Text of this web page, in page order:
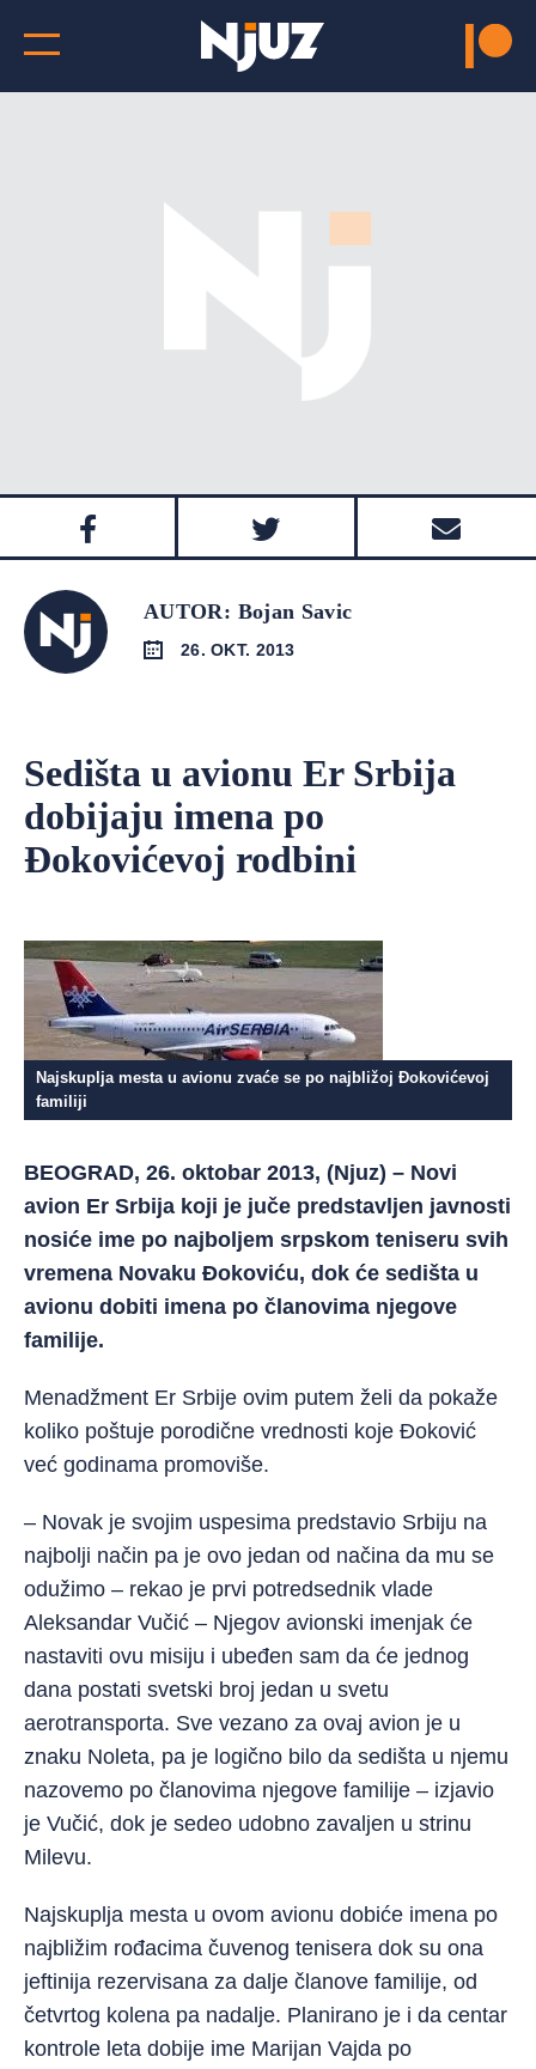
AUTOR: Bojan Savic
26. OKT. 2013
Sedišta u avionu Er Srbija
dobijaju imena po
Đokovićevoj rodbini
Najskuplja mesta u avionu zvaće se po najbližoj Đokovićevoj
familiji
BEOGRAD, 26. oktobar 2013, (Njuz) – Novi
avion Er Srbija koji je juče predstavljen javnosti
nosiće ime po najboljem srpskom teniseru svih
vremena Novaku Đokoviću, dok će sedišta u
avionu dobiti imena po članovima njegove
familije.
Menadžment Er Srbije ovim putem želi da pokaže
koliko poštuje porodične vrednosti koje Đoković
već godinama promoviše.
– Novak je svojim uspesima predstavio Srbiju na
najbolji način pa je ovo jedan od načina da mu se
odužimo – rekao je prvi potredsednik vlade
Aleksandar Vučić – Njegov avionski imenjak će
nastaviti ovu misiju i ubeđen sam da će jednog
dana postati svetski broj jedan u svetu
aerotransporta. Sve vezano za ovaj avion je u
znaku Noleta, pa je logično bilo da sedišta u njemu
nazovemo po članovima njegove familije – izjavio
je Vučić, dok je sedeo udobno zavaljen u strinu
Milevu.
Najskuplja mesta u ovom avionu dobiće imena po
najbližim rođacima čuvenog tenisera dok su ona
jeftinija rezervisana za dalje članove familije, od
četvrtog kolena pa nadalje. Planirano je i da centar
kontrole leta dobije ime Marijan Vajda po